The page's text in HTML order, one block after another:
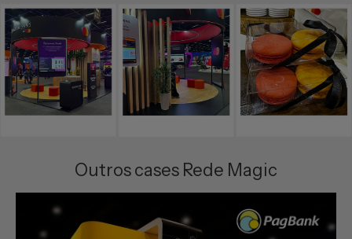
Outros cases Rede Magic